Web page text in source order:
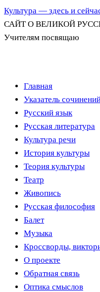
Культура — здесь и
САЙТ О ВЕЛИКОЙ
Учителям посвящаю
Перейти
содержимому
Главная
Указатель
Русский язык
Русская литература
Культура речи
История культуры
Теория культуры
Театр
Живопись
Русская философия
Балет
Музыка
Кроссворды,
О проекте
Обратная связь
Оптика смыслов